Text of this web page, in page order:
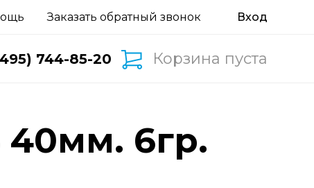
Заказать обратный звонок
744-85-20 Корзина пуста
40мм. 6гр.